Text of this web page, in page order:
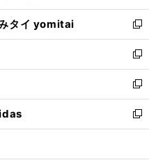
ウ
で
開
く
ン
ド
ウ
で
開
く
ウ
ィ
ン
ド
ウ
で
開
く
し
い
ウ
ィ
ン
ド
ウ
で
開
タイ yomitai
新
し
い
ウ
ィ
ン
ド
ウ
新
し
い
ウ
ィ
ン
新
し
い
ウ
新
し